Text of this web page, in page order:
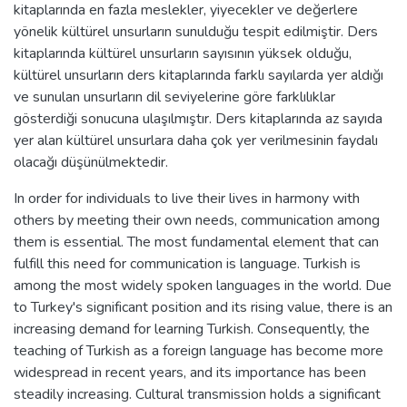
kitaplarında en fazla meslekler, yiyecekler ve değerlere
yönelik kültürel unsurların sunulduğu tespit edilmiştir. Ders
kitaplarında kültürel unsurların sayısının yüksek olduğu,
kültürel unsurların ders kitaplarında farklı sayılarda yer aldığı
ve sunulan unsurların dil seviyelerine göre farklılıklar
gösterdiği sonucuna ulaşılmıştır. Ders kitaplarında az sayıda
yer alan kültürel unsurlara daha çok yer verilmesinin faydalı
olacağı düşünülmektedir.
In order for individuals to live their lives in harmony with
others by meeting their own needs, communication among
them is essential. The most fundamental element that can
fulfill this need for communication is language. Turkish is
among the most widely spoken languages in the world. Due
to Turkey's significant position and its rising value, there is an
increasing demand for learning Turkish. Consequently, the
teaching of Turkish as a foreign language has become more
widespread in recent years, and its importance has been
steadily increasing. Cultural transmission holds a significant